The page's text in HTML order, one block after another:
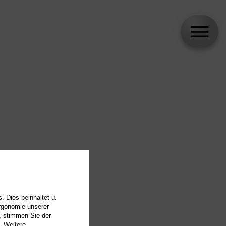
Dies beinhaltet u.
unserer
stimmen Sie der